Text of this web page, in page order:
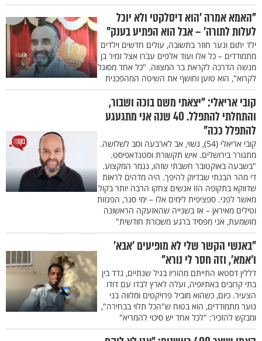
"האמא אמרה 'הוא דיסלקטי ולא יוכל
לעלות לתורה' – אבל הוא הפתיע בענק"
ילד יתום ונער חוזר בתשובה, עולים חדשים וילדים
מתמודדים – כל אלו ועוד אלפים עברו אצל זמיר בן
מנשה הדרכה לקראת בר המצווה. "כל אחד מסוגל
לקרוא", הוא טוען וחושף את השיטה המהפכנית
קובי אריאלי: "יצאתי משם בוכה ושבור,
והתחלתי להתפלל. 40 שנה אני מתגעגע
להתפלל ככה"
קובי אריאלי (54), נשוי, אב לארבעה וסב לשלושה.
מתגורר בירושלים. איש תקשורת וסטנדאפיסט.
"בשבעה באוקטובר חשבתי שזהו, נגמר המקצוע.
די מהר הבנתי שבדיוק להיפך. היה מדהים לראות
שדווקא בתקופה הזו אנשים צחקו הרבה יותר בקול
מאשר לפני. ספציפית לימים אלו – ימי סגר, הפגזות
וטילים מאיראן – אז בשנייה שהאזעקה הראשונה
מושמעת, אני מפסיד ברגע משכורת חודשית"
"באנשי הקשר שלי לא מופיעים 'אבא'
ו'אמא', וזה חסר לי נורא"
דללין דסטאו התייתם מהוריו בגיל שנתיים, נדד בין
בתי קרובים באתיופיה, ועלה לארץ לבדו עם דודו
הצעיר. כיום, כשהוא מוביל פרויקטים ומלווה בני
נוער מתמודדים, הוא בטוח ש"הכל תלוי בבחירה",
ומבקש להזכיר: "לכל אחד יש סיכוי להמריא"